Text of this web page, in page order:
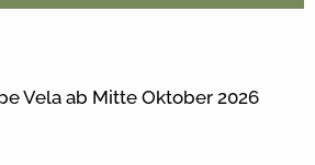
Vela ab Mitte Oktober 2026